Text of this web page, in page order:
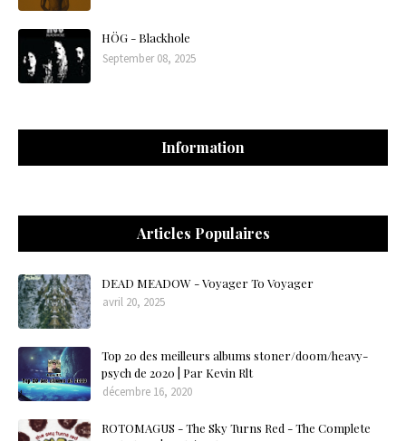
HÖG - Blackhole
September 08, 2025
Information
Articles Populaires
DEAD MEADOW - Voyager To Voyager
avril 20, 2025
Top 20 des meilleurs albums stoner/doom/heavy-
psych de 2020 | Par Kevin Rlt
décembre 16, 2020
ROTOMAGUS - The Sky Turns Red - The Complete